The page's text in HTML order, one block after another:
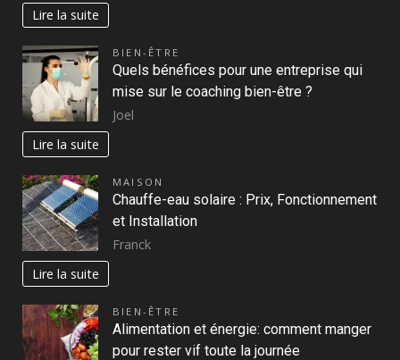
Lire la suite
BIEN-ÊTRE
Quels bénéfices pour une entreprise qui
mise sur le coaching bien-être ?
Joel
Lire la suite
MAISON
Chauffe-eau solaire : Prix, Fonctionnement
et Installation
Franck
Lire la suite
BIEN-ÊTRE
Alimentation et énergie: comment manger
pour rester vif toute la journée